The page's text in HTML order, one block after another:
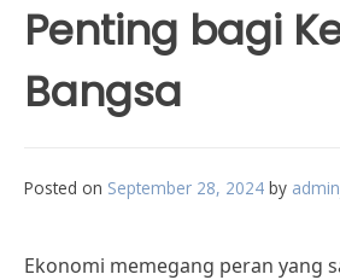
Penting bagi
Bangsa
Posted on September 28, 2024 by
Ekonomi memegang peran yang